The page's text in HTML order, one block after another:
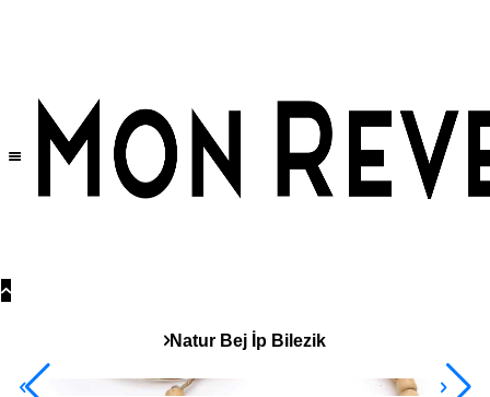
Natur Bej İp Bilezik